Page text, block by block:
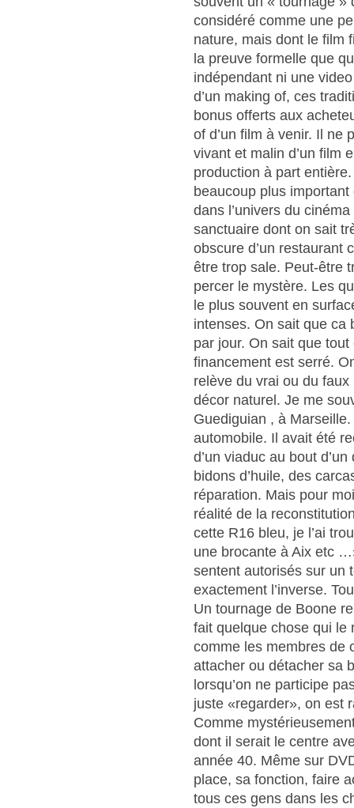
considéré comme une
nature, mais dont le film
la preuve formelle que
indépendant ni une
d’un making of, ces
bonus offerts aux
of d’un film à venir. Il ne
vivant et malin d’un film
production à part
beaucoup plus important
dans l’univers du
sanctuaire dont on sait
obscure d’un restaurant
être trop sale. Peut-être
percer le mystère. Les
le plus souvent en
intenses. On sait que ca
par jour. On sait que
financement est serré.
relève du vrai ou du
décor naturel. Je me
Guediguian , à
automobile. Il avait été
d’un viaduc au bout
bidons d’huile, des
réparation. Mais pour
réalité de la
cette R16 bleu, je l’ai
une brocante à Aix etc
sentent autorisés sur un
exactement l’inverse.
Un tournage de Boone
fait quelque chose qui le
comme les membres de
attacher ou détacher sa
lorsqu’on ne participe
juste «regarder», on est
Comme
dont il serait le centre
année 40. Même sur
place, sa fonction, faire
tous ces gens dans les